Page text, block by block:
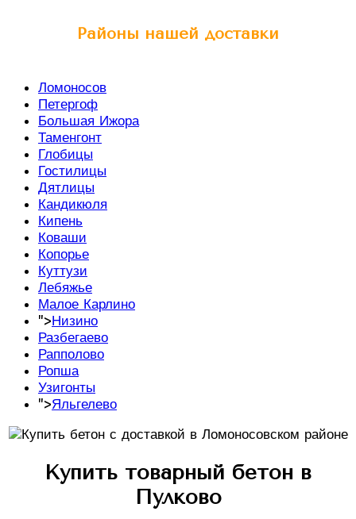
Районы нашей доставки
Ломоносов
Петергоф
Большая Ижора
Таменгонт
Глобицы
Гостилицы
Дятлицы
Кандикюля
Кипень
Коваши
Копорье
Куттузи
Лебяжье
Малое Карлино
">Низино
Разбегаево
Рапполово
Ропша
Узигонты
">Яльгелево
Купить товарный бетон в
Пулково